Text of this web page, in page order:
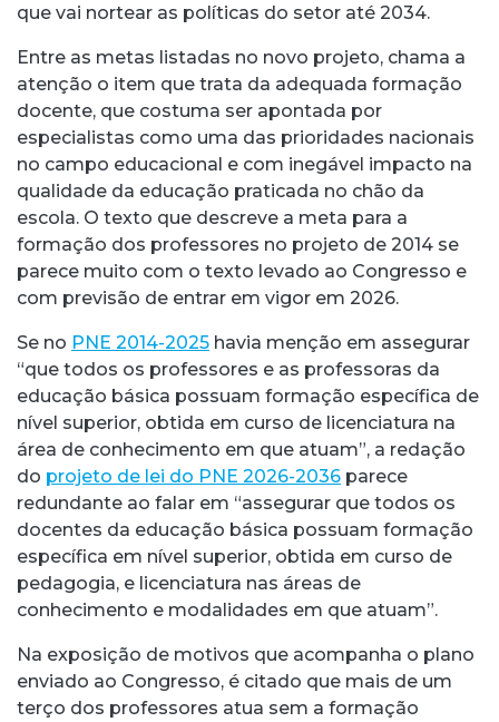
que vai nortear as políticas do setor até 2034.
Entre as metas listadas no novo projeto, chama a
atenção o item que trata da adequada formação
docente, que costuma ser apontada por
especialistas como uma das prioridades nacionais
no campo educacional e com inegável impacto na
qualidade da educação praticada no chão da
escola. O texto que descreve a meta para a
formação dos professores no projeto de 2014 se
parece muito com o texto levado ao Congresso e
com previsão de entrar em vigor em 2026.
Se no PNE 2014-2025 havia menção em assegurar
“que todos os professores e as professoras da
educação básica possuam formação específica de
nível superior, obtida em curso de licenciatura na
área de conhecimento em que atuam”, a redação
do projeto de lei do PNE 2026-2036 parece
redundante ao falar em “assegurar que todos os
docentes da educação básica possuam formação
específica em nível superior, obtida em curso de
pedagogia, e licenciatura nas áreas de
conhecimento e modalidades em que atuam”.
Na exposição de motivos que acompanha o plano
enviado ao Congresso, é citado que mais de um
terço dos professores atua sem a formação